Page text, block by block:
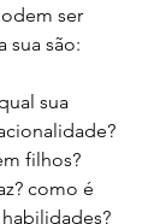
ser
sua são:
sua
filhos?
como é